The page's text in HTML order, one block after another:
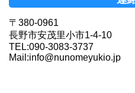
〒380-0961
長野市安茂里小市1-4-10
TEL:090-3083-3737
Mail:info@nunomeyukio.jp